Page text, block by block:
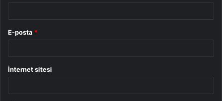
E-posta *
İnternet sitesi